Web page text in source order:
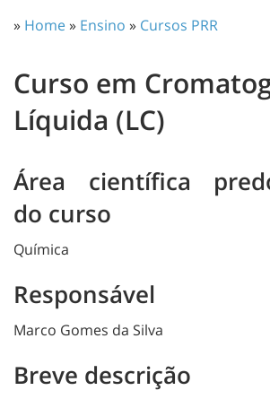
» Home» Ensino » Cursos PRR
Curso em
Líquida (LC)
Área científica
do curso
Química
Responsável
Marco Gomes da Silva
Breve descrição